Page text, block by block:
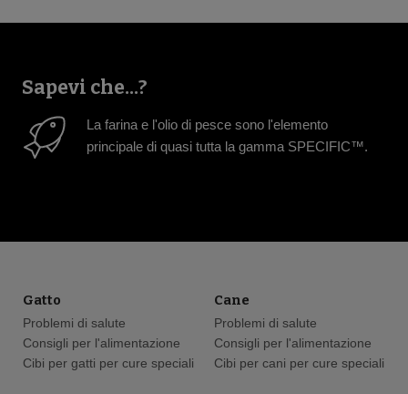
Sapevi che...?
La farina e l'olio di pesce sono l'elemento
principale di quasi tutta la gamma SPECIFIC™.
Gatto
Problemi di salute
Consigli per l'alimentazione
Cibi per gatti per cure speciali
Cane
Problemi di salute
Consigli per l'alimentazione
Cibi per cani per cure speciali